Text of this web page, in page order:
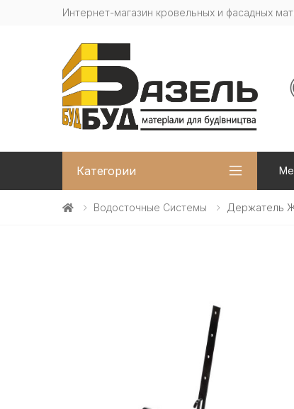
Интернет-магазин кровельных и фасадных
Категории
Водосточные Системы Держатель